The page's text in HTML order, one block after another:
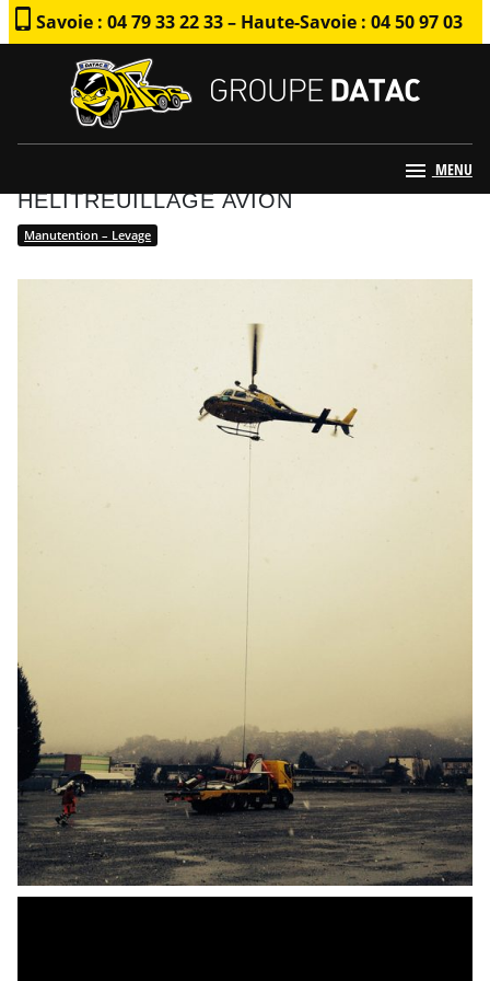
Savoie : 04 79 33 22 33 – Haute-Savoie : 04 50 97 03
MENU
HÉLITREUILLAGE AVION
Manutention – Levage